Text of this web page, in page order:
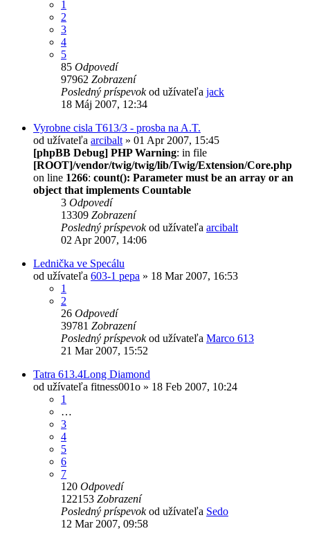
1
2
3
4
5
85 Odpovedí
97962 Zobrazení
Posledný príspevokod užívateľa jack
18 Máj 2007, 12:34
Vyrobne cisla T613/3 - prosba na A.T.
od užívateľa arcibalt » 01 Apr 2007, 15:45
[phpBB Debug] PHP Warning: in file
[ROOT]/vendor/twig/twig/lib/Twig/Extension/Core.php
on line 1266: count(): Parameter must be an array or an
object that implements Countable
3 Odpovedí
13309 Zobrazení
Posledný príspevokod užívateľa arcibalt
02 Apr 2007, 14:06
Lednička ve Specálu
od užívateľa 603-1 pepa » 18 Mar 2007, 16:53
1
2
26 Odpovedí
39781 Zobrazení
Posledný príspevokod užívateľa Marco 613
21 Mar 2007, 15:52
Tatra 613.4Long Diamond
od užívateľa fitness001o » 18 Feb 2007, 10:24
1
…
3
4
5
6
7
120 Odpovedí
122153 Zobrazení
Posledný príspevokod užívateľa Sedo
12 Mar 2007, 09:58